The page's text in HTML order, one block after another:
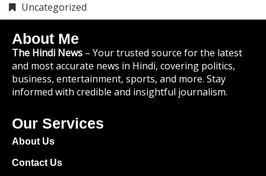
Uncategorized
About Me
The Hindi News – Your trusted source for the latest
and most accurate news in Hindi, covering politics,
business, entertainment, sports, and more. Stay
informed with credible and insightful journalism.
Our Services
About Us
Contact Us